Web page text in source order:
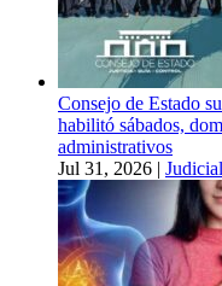
Consejo de Estado
habilitó sábados,
administrativos
Jul 31, 2026 | Judicial